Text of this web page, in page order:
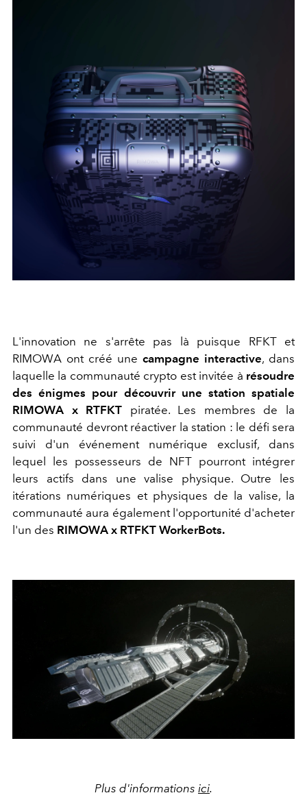
L'innovation ne s'arrête pas là puisque RFKT et
RIMOWA ont créé une campagne interactive, dans
laquelle la communauté crypto est invitée à résoudre
des énigmes pour découvrir une station spatiale
RIMOWA x RTFKT piratée. Les membres de la
communauté devront réactiver la station : le défi sera
suivi d'un événement numérique exclusif, dans
lequel les possesseurs de NFT pourront intégrer
leurs actifs dans une valise physique. Outre les
itérations numériques et physiques de la valise, la
communauté aura également l'opportunité d'acheter
l'un des RIMOWA x RTFKT WorkerBots.
Plus d'informations ici.